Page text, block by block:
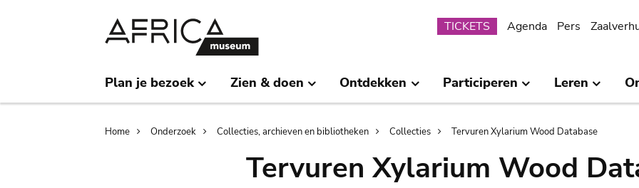
Submenu
TICKETS Agenda Pers
Plan je bezoek Zien & doen Ontdekken Participeren Leren
Breadcrumb
Home Onderzoek Collecties, archieven en bibliotheken Collecties Tervuren Xylarium Wood Database
Tervuren Xylarium Wood